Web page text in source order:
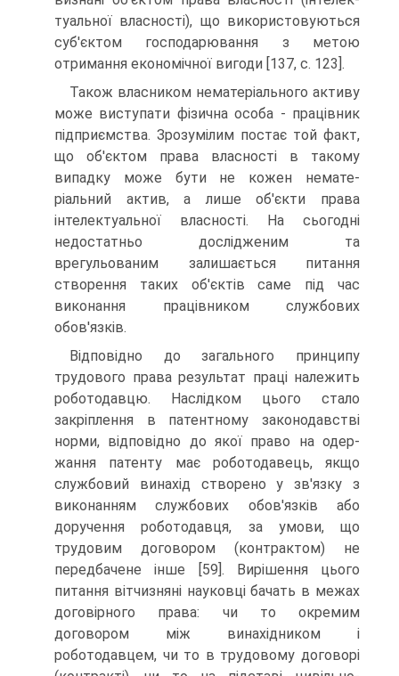
туальної власності), що використовуються
суб'єктом господарювання з метою
отримання економічної ви­годи [137, с. 123].
Також власником нематеріального активу
може виступати фізична особа - працівник
підприємства. Зрозумілим постає той факт,
що об'єктом права влас­ності в такому
випадку може бути не кожен немате­
ріальний актив, а лише об'єкти права
інтелектуальної власності. На сьогодні
недостатньо дослідженим та
врегульованим залишається питання
створення таких об'єктів саме під час
виконання працівником службо­вих
обов'язків.
Відповідно до загального принципу
трудового права результат праці належить
роботодавцю. На­слідком цього стало
закріплення в патентному зако­нодавстві
норми, відповідно до якої право на одер­
жання патенту має роботодавець, якщо
службовий винахід створено у зв'язку з
виконанням службових обов'язків або
доручення роботодавця, за умови, що
трудовим договором (контрактом) не
передбачене інше [59]. Вирішення цього
питання вітчизняні на­уковці бачать в межах
договірного права: чи то окре­мим
договором між винахідником і
роботодавцем, чи то в трудовому договорі